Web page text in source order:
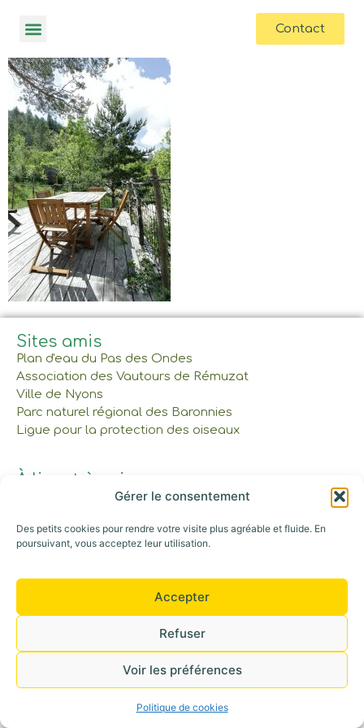
Gérer le consentement
Des petits cookies pour rendre votre visite plus agréable et fluide. En
poursuivant, vous acceptez leur utilisation.
Accepter
Refuser
Voir les préférences
Politique de cookies
principal
Contact
Sites amis
Plan d'eau du Pas des Ondes
Association des Vautours de Rémuzat
Ville de Nyons
Parc naturel régional des Baronnies
Ligue pour la protection des oiseaux
À lire et à voir
Réservations et tarifs
Gîte et Maison commune
Les Bons Cadeaux
Appelez-nous au : 06 42 30 53 52
©+2026 Tous droits réservés